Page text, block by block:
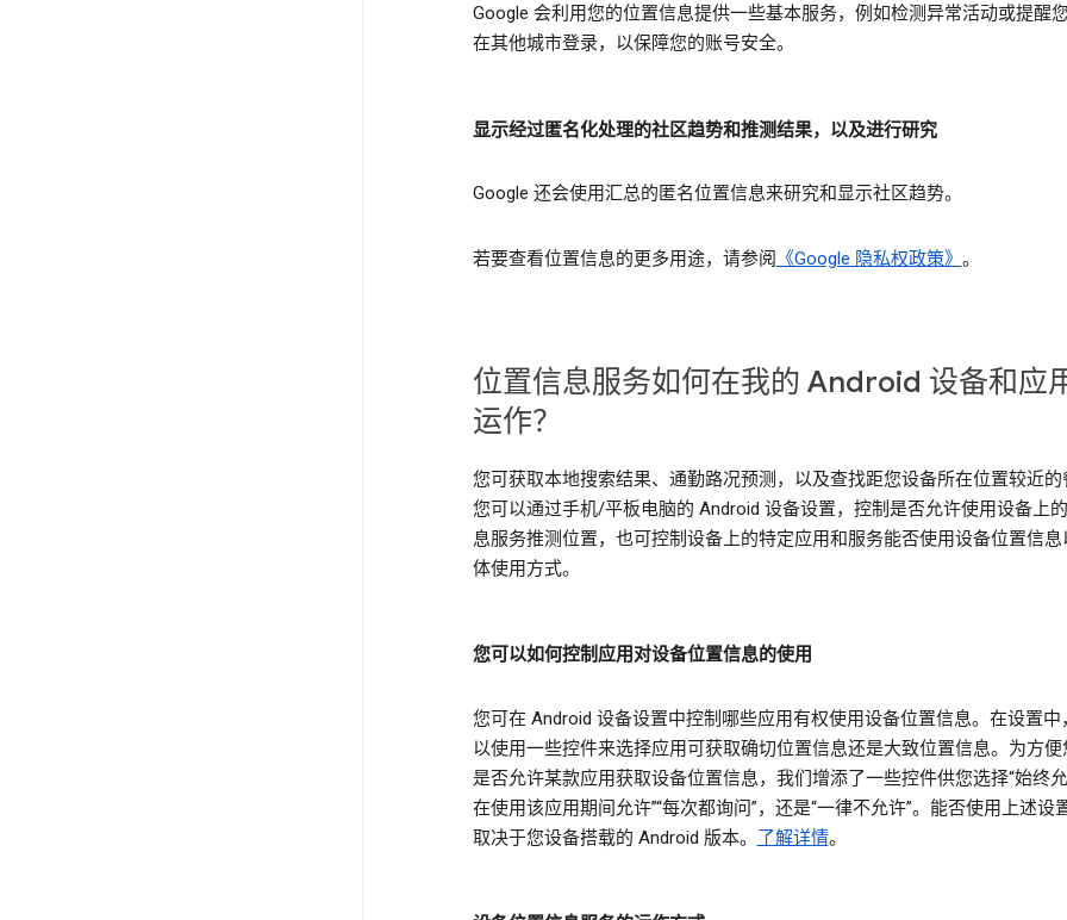
Google 会利用您的位置信息提供一些基本服务，例如检测异常活动或提醒
在其他城市登录，以保障您的账号安全。
显示经过匿名化处理的社区趋势和推测结果，以及进行研究
Google 还会使用汇总的匿名位置信息来研究和显示社区趋势。
若要查看位置信息的更多用途，请参阅 《Google 隐私权政策》 。
位置信息服务如何在我的 Android 设备和应
运作？
您可获取本地搜索结果、通勤路况预测，以及查找距您设备所在位置较近的
您可以通过手机/平板电脑的 Android 设备设置，控制是否允许使用设备上
息服务推测位置，也可控制设备上的特定应用和服务能否使用设备位置信息
体使用方式。
您可以如何控制应用对设备位置信息的使用
您可在 Android 设备设置中控制哪些应用有权使用设备位置信息。在设置中
以使用一些控件来选择应用可获取确切位置信息还是大致位置信息。为方便
是否允许某款应用获取设备位置信息，我们增添了一些控件供您选择“始终允
在使用该应用期间允许”“每次都询问”，还是“一律不允许”。能否使用上述设
取决于您设备搭载的 Android 版本。 了解详情。